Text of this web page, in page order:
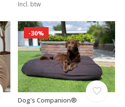
Incl. btw
-30%
Dog's Companion®